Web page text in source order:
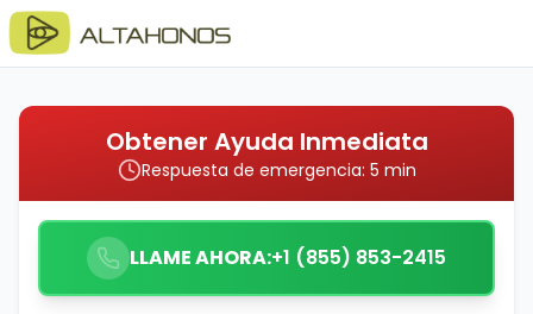
Obtener Ayuda Inmediata
Respuesta de emergencia: 5 min
LLAME AHORA:+1 (855) 853-2415